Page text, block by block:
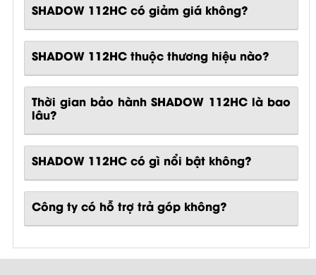
SHADOW 112HC có giảm giá không?
SHADOW 112HC thuộc thương hiệu nào?
Thời gian bảo hành SHADOW 112HC là bao
lâu?
SHADOW 112HCcó gì nổi bật không?
Công ty có hỗ trợ trả góp không?